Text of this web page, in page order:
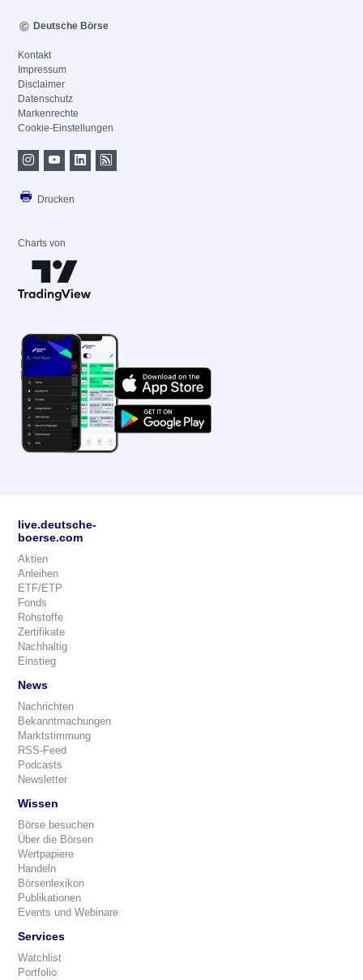
Deutsche Börse
Kontakt
Impressum
Disclaimer
Datenschutz
Markenrechte
Cookie-Einstellungen
Drucken
Charts von
live.deutsche-
boerse.com
Aktien
Anleihen
ETF/ETP
Fonds
Rohstoffe
Zertifikate
Nachhaltig
Einstieg
News
Nachrichten
Bekanntmachungen
Marktstimmung
RSS-Feed
Podcasts
Newsletter
Wissen
Börse besuchen
Über die Börsen
Wertpapiere
Handeln
Börsenlexikon
Publikationen
Events und Webinare
Services
Watchlist
Portfolio